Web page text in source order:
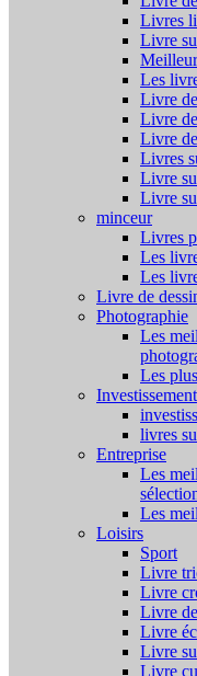
Livres
Livre
Les
Livre
Livre
Livre
Livres
Livre
Livre
minceur
Livres
Les
Les
Livre de
Photographie
Les
Les
Investissement
livres
Entreprise
Les
Les
Loisirs
Sport
Livre
Livre
Livre
Livre
Livre
Livre